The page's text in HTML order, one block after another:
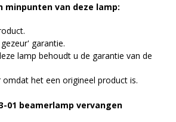
minpunten van deze lamp:
garantie.
lamp behoudt u de garantie van de
het een origineel product is.
01 beamerlamp vervangen